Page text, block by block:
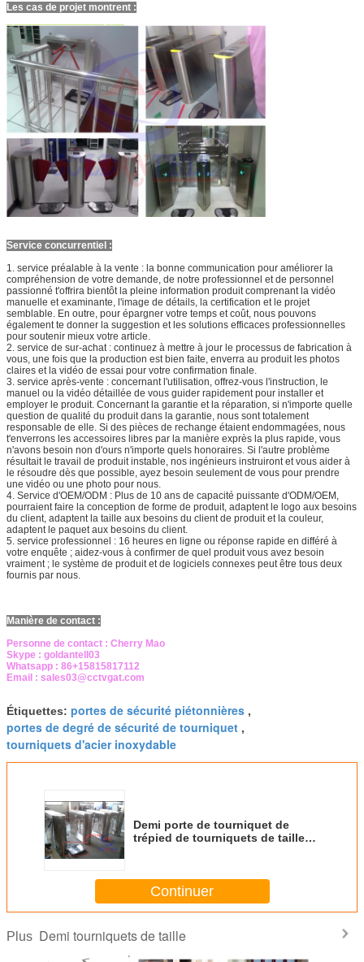
Les cas de projet montrent :
Service concurrentiel :
1. service préalable à la vente : la bonne communication pour améliorer la
compréhension de votre demande, de notre professionnel et de personnel
passionné t'offrira bientôt la pleine information produit comprenant la vidéo
manuelle et examinante, l'image de détails, la certification et le projet
semblable. En outre, pour épargner votre temps et coût, nous pouvons
également te donner la suggestion et les solutions efficaces professionnelles
pour soutenir mieux votre article.
2. service de sur-achat : continuez à mettre à jour le processus de fabrication à
vous, une fois que la production est bien faite, enverra au produit les photos
claires et la vidéo de essai pour votre confirmation finale.
3. service après-vente : concernant l'utilisation, offrez-vous l'instruction, le
manuel ou la vidéo détaillée de vous guider rapidement pour installer et
employer le produit. Concernant la garantie et la réparation, si n'importe quelle
question de qualité du produit dans la garantie, nous sont totalement
responsable de elle. Si des pièces de rechange étaient endommagées, nous
t'enverrons les accessoires libres par la manière exprès la plus rapide, vous
n'avons besoin non d'ours n'importe quels honoraires. Si l'autre problème
résultait le travail de produit instable, nos ingénieurs instruiront et vous aider à
le résoudre dès que possible, ayez besoin seulement de vous pour prendre
une vidéo ou une photo pour nous.
4. Service d'OEM/ODM : Plus de 10 ans de capacité puissante d'ODM/OEM,
pourraient faire la conception de forme de produit, adaptent le logo aux besoins
du client, adaptent la taille aux besoins du client de produit et la couleur,
adaptent le paquet aux besoins du client.
5. service professionnel : 16 heures en ligne ou réponse rapide en différé à
votre enquête ; aidez-vous à confirmer de quel produit vous avez besoin
vraiment ; le système de produit et de logiciels connexes peut être tous deux
fournis par nous.
Manière de contact :
Personne de contact : Cherry Mao
Skype : goldantell03
Whatsapp : 86+15815817112
Email : sales03@cctvgat.com
Étiquettes: portes de sécurité piétonnières ,
portes de degré de sécurité de tourniquet ,
tourniquets d'acier inoxydable
Demi porte de tourniquet de
trépied de tourniquets de taille
Continuer
Plus Demi tourniquets de taille